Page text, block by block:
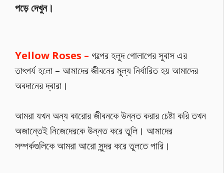
পড়ে দেখুন।
Yellow Roses – গল্পের হলুদ গোলাপের সুবাস এর
তাৎপর্য হলো – আমাদের জীবনের মূল্য নির্ধারিত হয় আমাদের
অবদানের দ্বারা।
আমরা যখন অন্য কারোর জীবনকে উন্নত করার চেষ্টা করি তখন
অজান্তেই নিজেদেরকে উন্নত করে তুলি। আমাদের
সম্পর্কগুলিকে আমরা আরো সুন্দর করে তুলতে পারি।